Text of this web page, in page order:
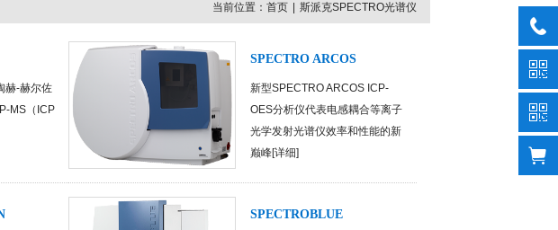
当前位置： 首页 斯派克SPECTRO光谱仪
赫-赫尔佐
MS（ICP
SPECTRO ARCOS
新型SPECTRO ARCOS ICP-
OES分析仪代表电感耦合等离子
光学发射光谱仪效率和性能的新
巅峰[详细]
SPECTROBLUE